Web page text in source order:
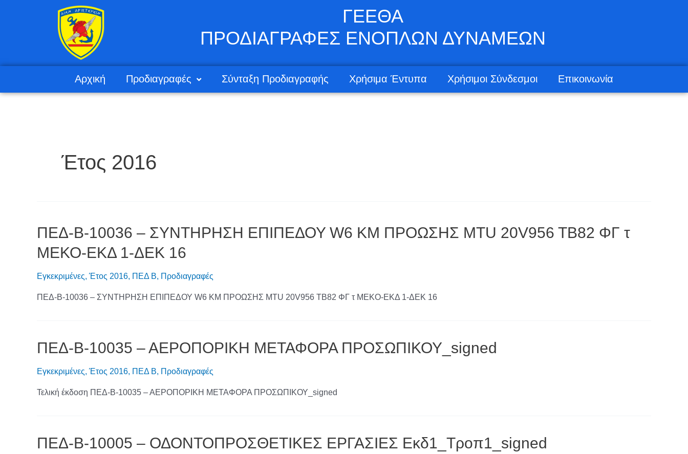
ΓΕΕΘΑ
ΠΡΟΔΙΑΓΡΑΦΕΣ ΕΝΟΠΛΩΝ ΔΥΝΑΜΕΩΝ
Αρχική Προδιαγραφές Σύνταξη Προδιαγραφής Χρήσιμα Έντυπα Χρήσιμοι Σύνδεσμοι Επικοινωνία
Έτος 2016
ΠΕΔ-Β-10036 – ΣΥΝΤΗΡΗΣΗ ΕΠΙΠΕΔΟΥ W6 ΚΜ ΠΡΟΩΣΗΣ MTU 20V956 TB82 ΦΓ τ
ΜΕΚΟ-ΕΚΔ 1-ΔΕΚ 16
Εγκεκριμένες, Έτος 2016, ΠΕΔ Β, Προδιαγραφές
ΠΕΔ-Β-10036 – ΣΥΝΤΗΡΗΣΗ ΕΠΙΠΕΔΟΥ W6 ΚΜ ΠΡΟΩΣΗΣ MTU 20V956 TB82 ΦΓ τ ΜΕΚΟ-ΕΚΔ 1-ΔΕΚ 16
ΠΕΔ-Β-10035 – ΑΕΡΟΠΟΡΙΚΗ ΜΕΤΑΦΟΡΑ ΠΡΟΣΩΠΙΚΟΥ_signed
Εγκεκριμένες, Έτος 2016, ΠΕΔ Β, Προδιαγραφές
Τελική έκδοση ΠΕΔ-Β-10035 – ΑΕΡΟΠΟΡΙΚΗ ΜΕΤΑΦΟΡΑ ΠΡΟΣΩΠΙΚΟΥ_signed
ΠΕΔ-Β-10005 – ΟΔΟΝΤΟΠΡΟΣΘΕΤΙΚΕΣ ΕΡΓΑΣΙΕΣ Εκδ1_Τροπ1_signed